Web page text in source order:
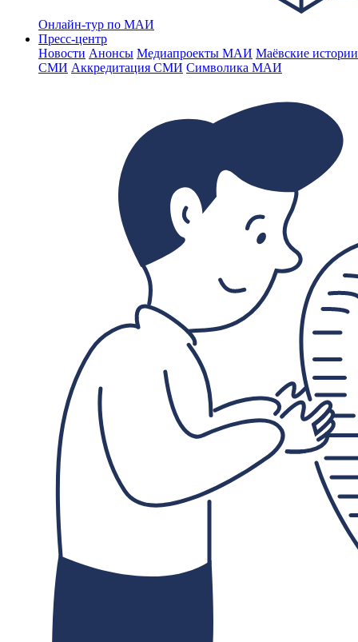
Онлайн-тур по МАИ
Пресс-центр
Новости Анонсы Медиапроекты МАИ Маёвские
СМИ Аккредитация СМИ Символика МАИ